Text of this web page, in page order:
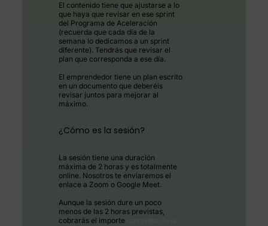
El contenido tiene que ajustarse a lo
que haya que revisar en ese sprint
del Programa de Aceleración
(recuerda que cada día de la
semana lo dedicamos a un sprint
diferente). Tendrás que revisar el
plan que corresponda a ese día.
El emprendedor tiene un plan escrito
en un documento que deberéis
revisar juntos para mejorar al
máximo.
¿Cómo es la sesión?
La sesión tiene una duración
máxima de 2 horas y es totalmente
online. Nosotros te enviaremos el
enlace a Zoom o Google Meet.
Aunque la sesión dure un poco
menos de las 2 horas previstas,
cobrarás el importecompleto de la